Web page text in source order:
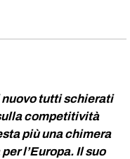
nuovo tutti schierati
competitività
più una chimera
l’Europa. Il suo